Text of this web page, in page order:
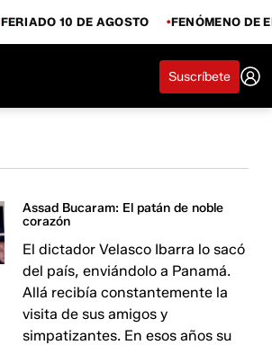
FERIADO 10 DE AGOSTO FENÓMENO DE
Suscríbete
Assad Bucaram: El patán de noble
corazón
El dictador Velasco Ibarra lo sacó
del país, enviándolo a Panamá.
Allá recibía constantemente la
visita de sus amigos y
simpatizantes. En esos años su